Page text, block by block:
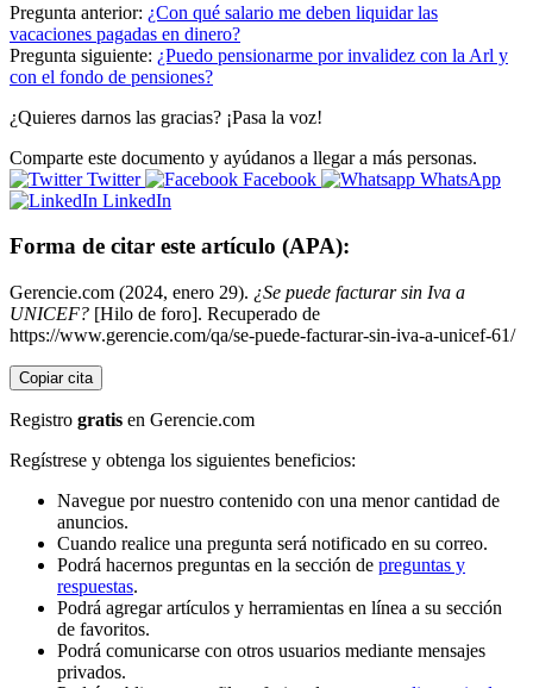
Pregunta anterior: ¿Con qué salario me deben liquidar las
vacaciones pagadas en dinero?
Pregunta siguiente: ¿Puedo pensionarme por invalidez con la Arl y
con el fondo de pensiones?
¿Quieres darnos las gracias? ¡Pasa la voz!
Comparte este documento y ayúdanos a llegar a más personas.
Twitter
Facebook
WhatsApp
LinkedIn
Forma de citar este artículo (APA):
Gerencie.com (2024, enero 29). ¿Se puede facturar sin Iva a
UNICEF? [Hilo de foro]. Recuperado de
https://www.gerencie.com/qa/se-puede-facturar-sin-iva-a-unicef-61/
Copiar cita
Registro gratis en Gerencie.com
Regístrese y obtenga los siguientes beneficios:
Navegue por nuestro contenido con una menor cantidad de
anuncios.
Cuando realice una pregunta será notificado en su correo.
Podrá hacernos preguntas en la sección de preguntas y
respuestas.
Podrá agregar artículos y herramientas en línea a su sección
de favoritos.
Podrá comunicarse con otros usuarios mediante mensajes
privados.